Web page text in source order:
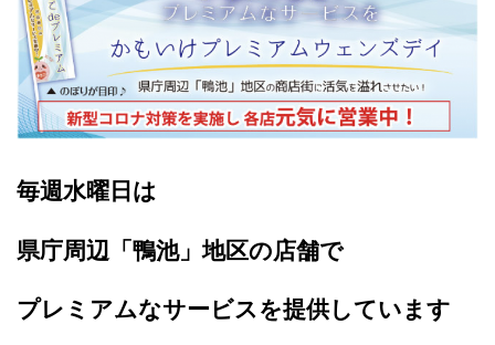
毎週水曜日は
県庁周辺「鴨池」地区の店舗で
プレミアムなサービスを提供しています